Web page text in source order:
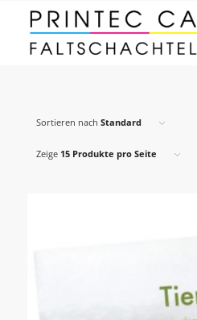
Sortieren nach Standard
Zeige 15 Produkte pro Seite